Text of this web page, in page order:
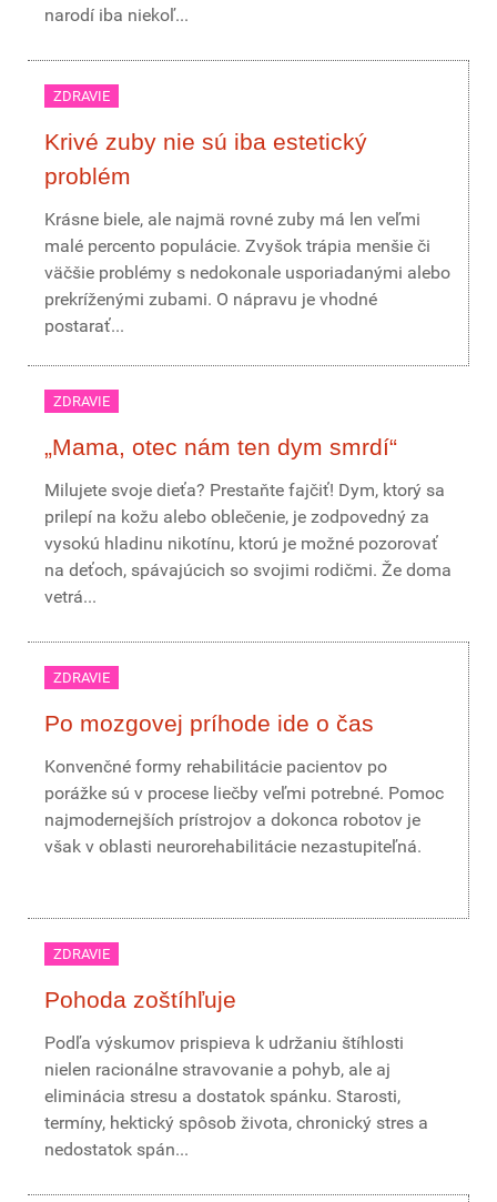
narodí iba niekoľ...
ZDRAVIE
Krivé zuby nie sú iba estetický
problém
Krásne biele, ale najmä rovné zuby má len veľmi
malé percento populácie. Zvyšok trápia menšie či
väčšie problémy s nedokonale usporiadanými alebo
prekríženými zubami. O nápravu je vhodné
postarať...
ZDRAVIE
„Mama, otec nám ten dym smrdí“
Milujete svoje dieťa? Prestaňte fajčiť! Dym, ktorý sa
prilepí na kožu alebo oblečenie, je zodpovedný za
vysokú hladinu nikotínu, ktorú je možné pozorovať
na deťoch, spávajúcich so svojimi rodičmi. Že doma
vetrá...
ZDRAVIE
Po mozgovej príhode ide o čas
Konvenčné formy rehabilitácie pacientov po
porážke sú v procese liečby veľmi potrebné. Pomoc
najmodernejších prístrojov a dokonca robotov je
však v oblasti neurorehabilitácie nezastupiteľná.
ZDRAVIE
Pohoda zoštíhľuje
Podľa výskumov prispieva k udržaniu štíhlosti
nielen racionálne stravovanie a pohyb, ale aj
eliminácia stresu a dostatok spánku. Starosti,
termíny, hektický spôsob života, chronický stres a
nedostatok spán...